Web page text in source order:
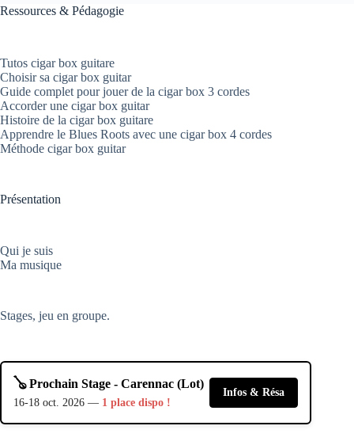
Ressources & Pédagogie
Tutos cigar box guitare
Choisir sa cigar box guitar
Guide complet pour jouer de la cigar box 3 cordes
Accorder une cigar box guitar
Histoire de la cigar box guitare
Apprendre le Blues Roots avec une cigar box 4 cordes
Méthode cigar box guitar
Présentation
Qui je suis
Ma musique
Stages, jeu en groupe.
🪕 Prochain Stage - Carennac (Lot)
16-18 oct. 2026 — 1 place dispo !
Infos & Résa